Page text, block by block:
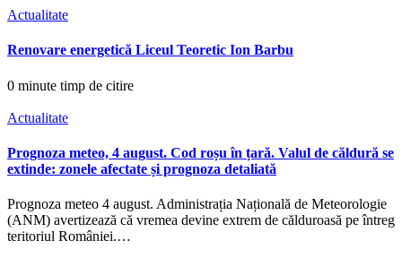
Actualitate
Renovare energetică Liceul Teoretic Ion Barbu
0 minute timp de citire
Actualitate
Prognoza meteo, 4 august. Cod roșu în țară. Valul de căldură se
extinde: zonele afectate și prognoza detaliată
Prognoza meteo 4 august. Administrația Națională de Meteorologie
(ANM) avertizează că vremea devine extrem de călduroasă pe întreg
teritoriul României.…